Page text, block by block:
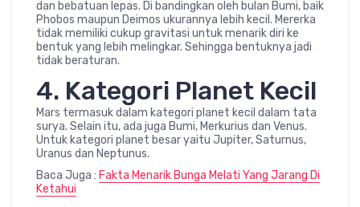
dan bebatuan lepas. Di bandingkan oleh bulan Bumi, baik
Phobos maupun Deimos ukurannya lebih kecil. Mererka
tidak memiliki cukup gravitasi untuk menarik diri ke
bentuk yang lebih melingkar. Sehingga bentuknya jadi
tidak beraturan.
4. Kategori Planet Kecil
Mars termasuk dalam kategori planet kecil dalam tata
surya. Selain itu, ada juga Bumi, Merkurius dan Venus.
Untuk kategori planet besar yaitu Jupiter, Saturnus,
Uranus dan Neptunus.
Baca Juga : Fakta Menarik Bunga Melati Yang Jarang Di
Ketahui